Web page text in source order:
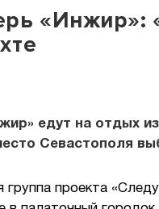
«Инжир»:
едут на отдых
Севастополя
проекта